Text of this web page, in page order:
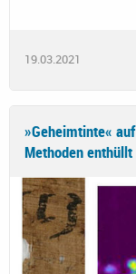
19.03.2021
»Geheimtinte«
Methoden enthüllt